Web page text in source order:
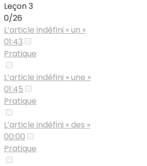
Leçon 3
0/26
L’article indéfini « un »
01:43
Pratique
L’article indéfini « une »
01:45
Pratique
L’article indéfini « des »
00:00
Pratique